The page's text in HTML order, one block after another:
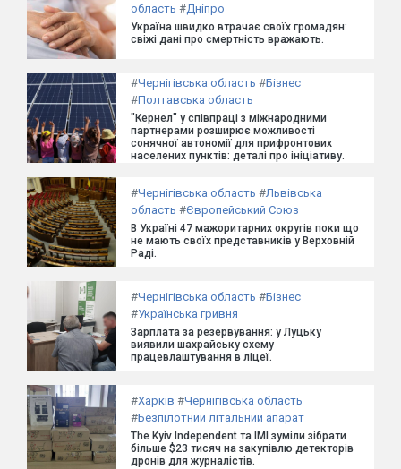
область #Дніпро
Україна швидко втрачає своїх громадян:
свіжі дані про смертність вражають.
#Чернігівська область #Бізнес
#Полтавська область
"Кернел" у співпраці з міжнародними
партнерами розширює можливості
сонячної автономії для прифронтових
населених пунктів: деталі про ініціативу.
#Чернігівська область #Львівська
область #Європейський Союз
В Україні 47 мажоритарних округів поки що
не мають своїх представників у Верховній
Раді.
#Чернігівська область #Бізнес
#Українська гривня
Зарплата за резервування: у Луцьку
виявили шахрайську схему
працевлаштування в ліцеї.
#Харків #Чернігівська область
#Безпілотний літальний апарат
The Kyiv Independent та ІМІ зуміли зібрати
більше $23 тисяч на закупівлю детекторів
дронів для журналістів.